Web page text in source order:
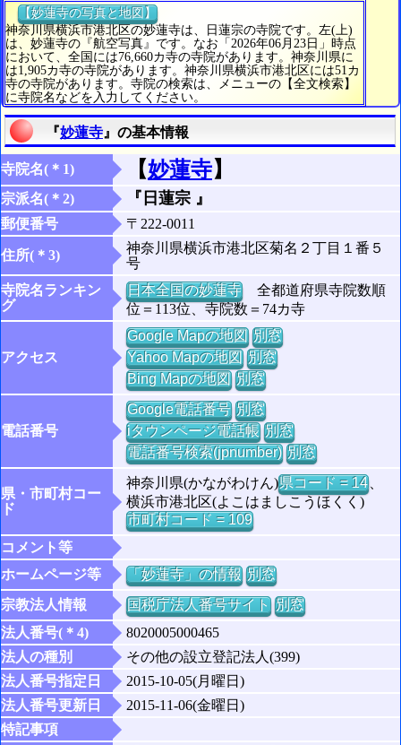
【妙蓮寺の写真と地図】
神奈川県横浜市港北区の妙蓮寺は、日蓮宗の寺院です。左(上)
は、妙蓮寺の『航空写真』です。なお「2026年06月23日」時点
において、全国には76,660カ寺の寺院があります。神奈川県に
は1,905カ寺の寺院があります。神奈川県横浜市港北区には51カ
寺の寺院があります。寺院の検索は、メニューの【全文検索】
に寺院名などを入力してください。
『妙蓮寺 』の基本情報
寺院名(＊1) 【妙蓮寺】
宗派名(＊2) 『日蓮宗 』
郵便番号 〒222-0011
住所(＊3)
神奈川県横浜市港北区菊名２丁目１番５
号
寺院名ランキン
グ
日本全国の妙蓮寺全都道府県寺院数順
位＝113位、寺院数＝74カ寺
アクセス
Google Mapの地図 別窓
Yahoo Mapの地図 別窓
Bing Mapの地図 別窓
電話番号
Google電話番号 別窓
iタウンページ電話帳 別窓
電話番号検索(jpnumber) 別窓
県・市町村コー
ド
神奈川県(かながわけん)県コード = 14、
横浜市港北区(よこはましこうほくく)
市町村コード = 109
コメント等
ホームページ等
「妙蓮寺」の情報 別窓
宗教法人情報
国税庁法人番号サイト 別窓
法人番号(＊4)
8020005000465
法人の種別
その他の設立登記法人(399)
法人番号指定日
2015-10-05(月曜日)
法人番号更新日
2015-11-06(金曜日)
特記事項